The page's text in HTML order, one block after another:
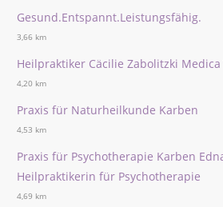
Gesund.Entspannt.Leistungsfähig.
3,66 km
Heilpraktiker Cäcilie Zabolitzki
4,20 km
Praxis für Naturheilkunde Karben
4,53 km
Praxis für Psychotherapie Karben
Heilpraktikerin für Psychotherapie
4,69 km